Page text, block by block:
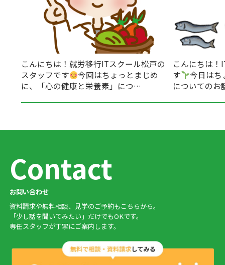
こんにちは！就労移行ITスクール松戸の
スタッフです
今回はちょっとまじめ
に、「心の健康と栄養素」につ…
こんにちは
す
今日はち
についての
Contact
お問い合わせ
資料請求や無料相談、見学のご予約もこちらから。
「少し話を聞いてみたい」だけでもOKです。
専任スタッフが丁寧にご案内します。